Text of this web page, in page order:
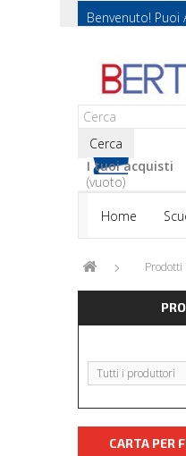
Benvenuto! Puoi
Cerca
I tuoi acquisti
(vuoto)
Home
Prodotti
Tutti i produttori
CARTA PER